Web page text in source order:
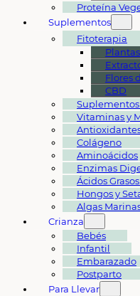
Proteína
Suplementos
Fitoterapia
Flores
CBD
Vitaminas y
Colágeno
Aminoácidos
Enzimas
Ácidos
Hongos y
Algas
Crianza
Bebés
Infantil
Embarazado
Postparto
Para Llevar